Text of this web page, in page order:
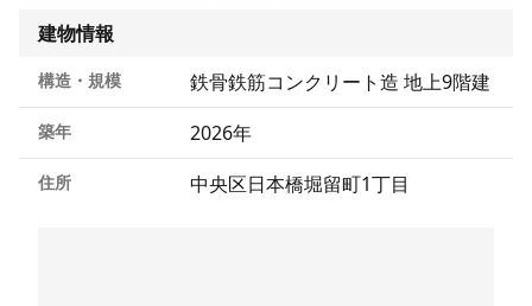
建物情報
構造・規模 鉄骨鉄筋コンクリート造 地上9階建
築年 2026年
住所 中央区日本橋堀留町1丁目